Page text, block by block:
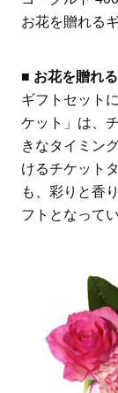
お花を贈れる
■ お花を贈れ
ギフトセット
ケット」は、
きなタイミン
けるチケット
も、彩りと香
フトとなってい